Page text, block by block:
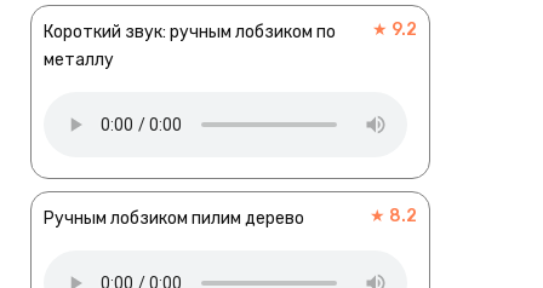
Короткий звук: ручным лобзиком по
металлу
★ 9.2
Ручным лобзиком пилим дерево ★ 8.2